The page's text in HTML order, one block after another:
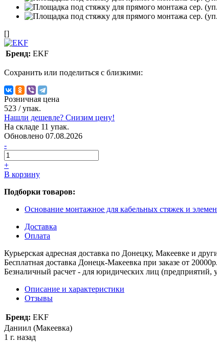
[]
Бренд: EKF
Сохранить или поделиться с близкими:
Розничная цена
523 / упак.
Нашли дешевле? Снизим цену!
На складе 11 упак.
Обновлено 07.08.2026
-
+
В корзину
Подборки товаров:
Основание монтажное для кабельных стяжек и
Доставка
Оплата
Курьерская адресная доставка по Донецку, Макеевке и
Бесплатная доставка Донецк-Макеевка при заказе от 20000р.
Безналичный расчет - для юридических лиц
Описание и характеристики
Отзывы
Бренд: EKF
Даниил (Макеевка)
1 г. назад